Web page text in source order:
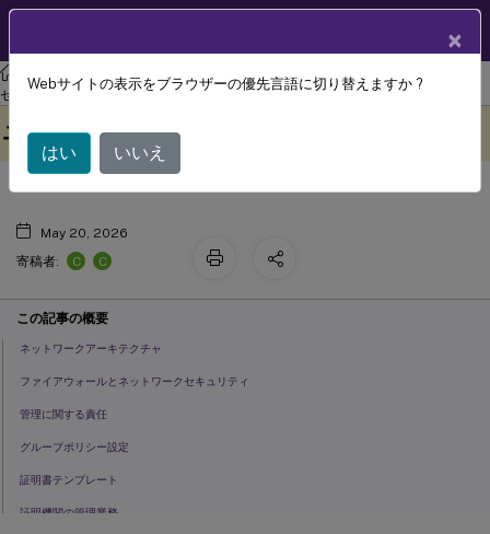
XenAppおよびXenDesktop
XenAppおよびXenDesktop 7.15 LTSR
セキュリティ
翻訳されています。
フェデレーション認証サービス のセキ
ュリティとネットワーク構成
May 20, 2026
寄稿者:
C C
この記事の概要
ネットワークアーキテクチャ
ファイアウォールとネットワークセキュリティ
管理に関する責任
グループポリシー設定
証明書テンプレート
証明機関の管理業務
×
Webサイトの表示をブラウザーの優先言語に切り替えますか ?
はい いいえ